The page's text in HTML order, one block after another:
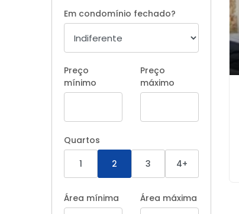
Em condomínio fechado?
Preço
mínimo
Preço
máximo
Quartos
1
2 3 4+
Área mínima Área máxima